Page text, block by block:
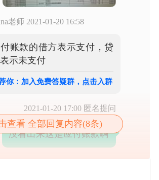
老师 2021-01-20 16:58
账款的借方表示支付，贷
示未支付
你：加入免费答疑群，点击入群
2021-01-20 17:00 匿名提问
没看出来这是应付账款啊
查看 全部回复内容(8条)